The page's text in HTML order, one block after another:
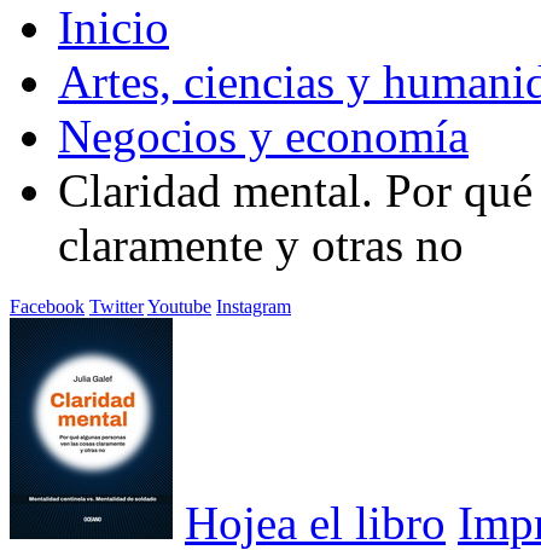
Inicio
Artes, ciencias y
Negocios y economía
Claridad mental. Por
claramente y otras no
Facebook TwitterYoutube Instagram
Hojea el libro